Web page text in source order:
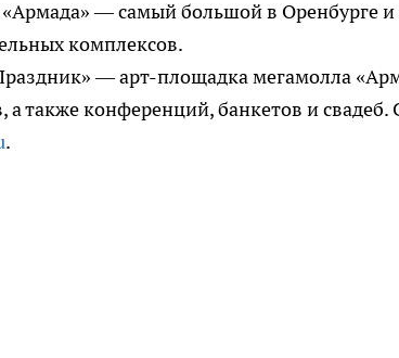
— самый большой в Оренбурге
комплексов.
— арт-площадка мегамолла
а также конференций, банкетов и
.